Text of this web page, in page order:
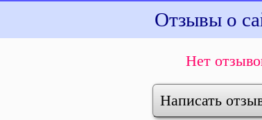
Отзывы о
Нет
Написать